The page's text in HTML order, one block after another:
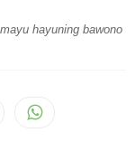
hayuning bawono